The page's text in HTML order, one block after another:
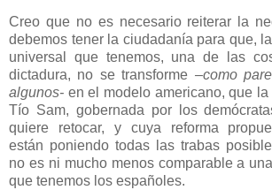
Creo que no es necesario reiterar la
debemos tener la ciudadanía para que,
universal que tenemos, una de las
dictadura, no se transforme –como
algunos- en el modelo americano, que la
Tío Sam, gobernada por los
quiere retocar, y cuya reforma
están poniendo todas las trabas
no es ni mucho menos comparable a
que tenemos los españoles.